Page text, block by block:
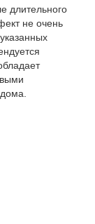
длительного
не очень